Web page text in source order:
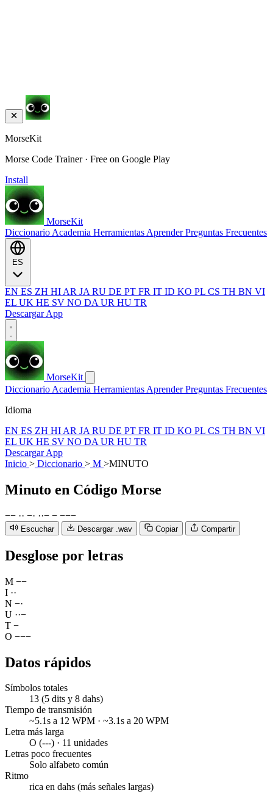
MorseKit
Morse Code Trainer · Free on Google Play
Install
MorseKit
Diccionario Academia Herramientas AprenderPreguntas Frecuentes
EN ES ZH HI AR JA RU DE PT FR IT ID KO PL CS TH BN VI
EL UK HE SV NO DA UR HU TR
Descargar App
MorseKit
Diccionario Academia Herramientas AprenderPreguntas Frecuentes
Idioma
EN ES ZH HI AR JA RU DE PT FR IT ID KO PL CS TH BN VI
EL UK HE SV NO DA UR HU TR
Descargar App
Inicio > Diccionario > M >MINUTO
Minuto en Código Morse
−− ·· −· ··− − −−−
Escuchar Descargar .wav Copiar Compartir
Desglose por letras
M −−
I ··
N −·
U ··−
T −
O −−−
Datos rápidos
Símbolos totales
13 (5 dits y 8 dahs)
Tiempo de transmisión
~5.1s a 12 WPM · ~3.1s a 20 WPM
Letra más larga
O (---) · 11 unidades
Letras poco frecuentes
Solo alfabeto común
Ritmo
rica en dahs (más señales largas)